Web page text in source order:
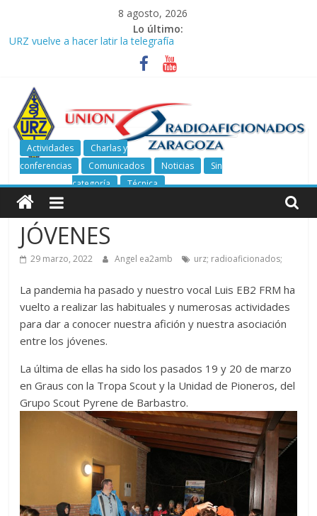
contenido
8 agosto, 2026
Lo último:
URZ vuelve a hacer latir la telegrafía
Verano, radio y buenas ondas: ideas para seguir disfrutando de
Promoción de Verano ICOM en Promodis Telecom
Nueva ubicación de la Jefatura Provincial de Inspección de las
Telecomunicaciones de Zaragoza. Información de interés para
los radioaficionados
La cantera de URZ vuelve a hacerse escuchar en el YOTA
Contest
Unión
de
Radioaficionados
de
Zaragoza
URZ
Actividades
Charlas y
conferencias
Comunicados Noticias
Sin
categoría
Técnica
JÓVENES
29 marzo, 2022 Angel ea2amb urz; radioaficionados;
La pandemia ha pasado y nuestro vocal Luis EB2 FRM ha
vuelto a realizar las habituales y numerosas actividades
para dar a conocer nuestra afición y nuestra asociación
entre los jóvenes.
La última de ellas ha sido los pasados 19 y 20 de marzo
en Graus con la Tropa Scout y la Unidad de Pioneros, del
Grupo Scout Pyrene de Barbastro.